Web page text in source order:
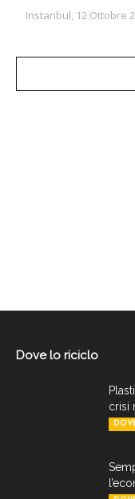
Instanbul, 12 Ottobre
Dove lo riciclo
crisi